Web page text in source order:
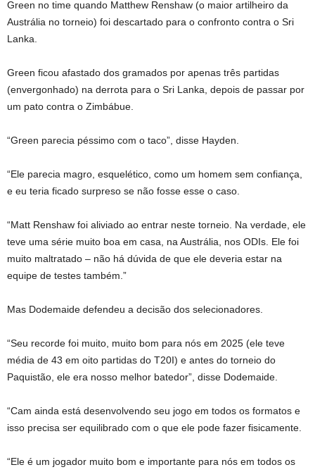
Green no time quando Matthew Renshaw (o maior artilheiro da
Austrália no torneio) foi descartado para o confronto contra o Sri
Lanka.
Green ficou afastado dos gramados por apenas três partidas
(envergonhado) na derrota para o Sri Lanka, depois de passar por
um pato contra o Zimbábue.
“Green parecia péssimo com o taco”, disse Hayden.
“Ele parecia magro, esquelético, como um homem sem confiança,
e eu teria ficado surpreso se não fosse esse o caso.
“Matt Renshaw foi aliviado ao entrar neste torneio. Na verdade, ele
teve uma série muito boa em casa, na Austrália, nos ODIs. Ele foi
muito maltratado – não há dúvida de que ele deveria estar na
equipe de testes também.”
Mas Dodemaide defendeu a decisão dos selecionadores.
“Seu recorde foi muito, muito bom para nós em 2025 (ele teve
média de 43 em oito partidas do T20I) e antes do torneio do
Paquistão, ele era nosso melhor batedor”, disse Dodemaide.
“Cam ainda está desenvolvendo seu jogo em todos os formatos e
isso precisa ser equilibrado com o que ele pode fazer fisicamente.
“Ele é um jogador muito bom e importante para nós em todos os